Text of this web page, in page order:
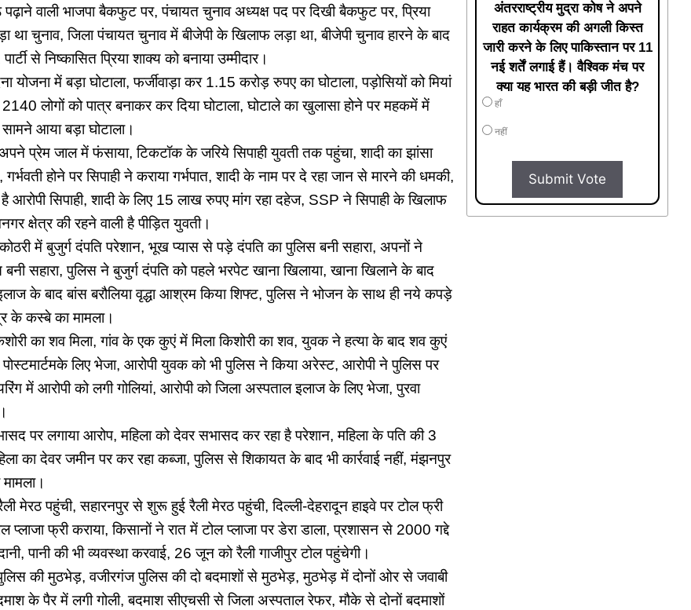
वाली भाजपा बैकफुट पर, पंचायत चुनाव अध्यक्ष पद पर दिखी बैकफुट पर, प्रिया
था चुनाव, जिला पंचायत चुनाव में बीजेपी के खिलाफ लड़ा था, बीजेपी चुनाव हारने के बाद
से निष्कासित प्रिया शाक्य को बनाया उम्मीदार।
योजना में बड़ा घोटाला, फर्जीवाड़ा कर 1.15 करोड़ रुपए का घोटाला, पड़ोसियों को मियां
2140 लोगों को पात्र बनाकर कर दिया घोटाला, घोटाले का खुलासा होने पर महकमें में
आया बड़ा घोटाला।
अपने प्रेम जाल में फंसाया, टिकटॉक के जरिये सिपाही युवती तक पहुंचा, शादी का झांसा
होने पर सिपाही ने कराया गर्भपात, शादी के नाम पर दे रहा जान से मारने की धमकी,
है आरोपी सिपाही, शादी के लिए 15 लाख रुपए मांग रहा दहेज, SSP ने सिपाही के खिलाफ
क्षेत्र की रहने वाली है पीड़ित युवती।
में बुजुर्ग दंपति परेशान, भूख प्यास से पड़े दंपति का पुलिस बनी सहारा, अपनों ने
बनी सहारा, पुलिस ने बुजुर्ग दंपति को पहले भरपेट खाना खिलाया, खाना खिलाने के बाद
के बाद बांस बरौलिया वृद्धा आश्रम किया शिफ्ट, पुलिस ने भोजन के साथ ही नये कपड़े
के कस्बे का मामला।
का शव मिला, गांव के एक कुएं में मिला किशोरी का शव, युवक ने हत्या के बाद शव कुएं
लिए भेजा, आरोपी युवक को भी पुलिस ने किया अरेस्ट, आरोपी ने पुलिस पर
में आरोपी को लगी गोलियां, आरोपी को जिला अस्पताल इलाज के लिए भेजा, पुरवा
पर लगाया आरोप, महिला को देवर सभासद कर रहा है परेशान, महिला के पति की 3
का देवर जमीन पर कर रहा कब्जा, पुलिस से शिकायत के बाद भी कार्रवाई नहीं, मंझनपुर
मेरठ पहुंची, सहारनपुर से शुरू हुई रैली मेरठ पहुंची, दिल्ली-देहरादून हाइवे पर टोल फ्री
प्लाजा फ्री कराया, किसानों ने रात में टोल प्लाजा पर डेरा डाला, प्रशासन से 2000 गद्दे
पानी की भी व्यवस्था करवाई, 26 जून को रैली गाजीपुर टोल पहुंचेगी।
की मुठभेड़, वजीरगंज पुलिस की दो बदमाशों से मुठभेड़, मुठभेड़ में दोनों ओर से जवाबी
के पैर में लगी गोली, बदमाश सीएचसी से जिला अस्पताल रेफर, मौके से दोनों बदमाशों
अंतरराष्ट्रीय मुद्रा कोष ने अपने
राहत कार्यक्रम की अगली किस्त
जारी करने के लिए पाकिस्तान पर 11
नई शर्तें लगाई हैं। वैश्विक मंच पर
क्या यह भारत की बड़ी जीत है?
हाँ
नहीं
Submit Vote